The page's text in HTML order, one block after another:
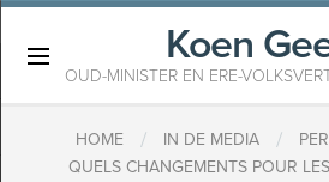
Koen
OUD-MINISTER EN ERE-
HOME / IN DE MEDIA /
QUELS CHANGEMENTS POUR